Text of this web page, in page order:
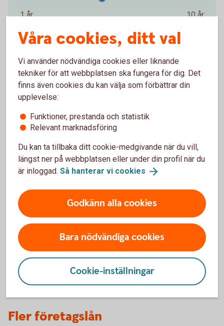
1 år 10 år
3 672 kronor
Totalt belopp 220 333 kronor
*Ett lån på 400 000 kr med 4,00 % rörlig ränta,
Aviseringsavgiften är 0 kr och uppläggningsavgift
1000 kr. Totalt belopp att betala under lånets
löptid är 481 667 kr inklusive uppläggningsavsift.
Återbetalningsbeloppet är i snitt 4 006 kr och
antalet betalningar är 1200 stycken.
Fler företagslån
Våra cookies, ditt val
Vi använder nödvändiga cookies eller liknande
tekniker för att webbplatsen ska fungera för dig. Det
finns även cookies du kan välja som förbättrar din
upplevelse:
Funktioner, prestanda och statistik
Relevant marknadsföring
Du kan ta tillbaka ditt cookie-medgivande när du vill,
längst ner på webbplatsen eller under din profil när du
är inloggad. Så hanterar vi cookies
Godkänn alla cookies
Bara nödvändiga cookies
Cookie-inställningar